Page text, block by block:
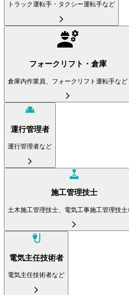
トラック運転手・タクシー運転手など
フォークリフト・倉庫
倉庫内作業員、フォークリフト運転手など
運行管理者
運行管理者など
施工管理技士
土木施工管理技士、電気工事施工管理技士
電気主任技術者
電気主任技術者など